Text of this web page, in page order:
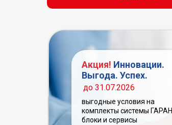
Акция! Инновации.
Выгода. Успех.
выгодные условия на
комплекты системы
блоки и сервисы
до 31.07.2026